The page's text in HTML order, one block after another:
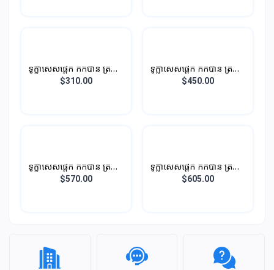
ទូក្លាសេសផ្តេក កកបាន ត្រជាក់
បាន
$310.00
ទូក្លាសេសផ្តេក កកបាន ត្រជាក់
បាន
$450.00
ទូក្លាសេសផ្តេក កកបាន ត្រជាក់
បាន
$570.00
ទូក្លាសេសផ្តេក កកបាន ត្រជាក់
បាន
$605.00